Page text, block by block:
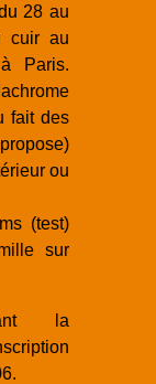
28 au
cuir au
Paris.
fait des
ou
(test)
sur
la